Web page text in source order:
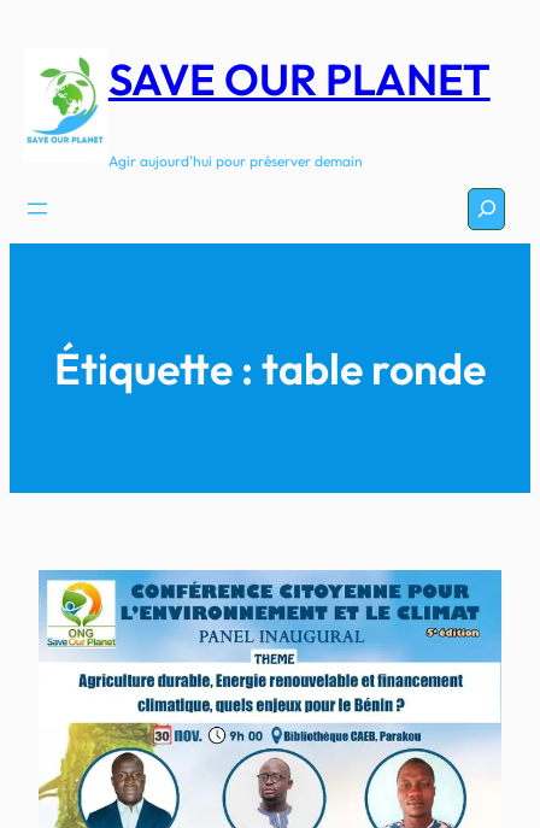
contenu
SAVE OUR PLANET
Agir aujourd'hui pour préserver demain
Étiquette : table ronde